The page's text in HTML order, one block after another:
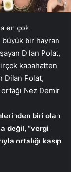
en çok
büyük bir hayran
Dilan Polat,
kabahatten
Dilan Polat,
ortağı Nez Demir
biri olan
değil, “vergi
ortalığı kasıp